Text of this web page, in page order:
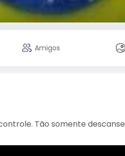
Amigos
Tão somente descanse